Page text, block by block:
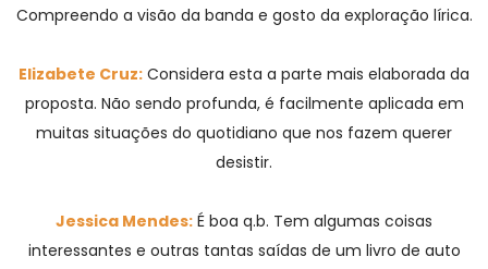
Compreendo a visão da banda e gosto da exploração lírica.
Elizabete Cruz: Considera esta a parte mais elaborada da
proposta. Não sendo profunda, é facilmente aplicada em
muitas situações do quotidiano que nos fazem querer
desistir.
Jessica Mendes: É boa q.b. Tem algumas coisas
interessantes e outras tantas saídas de um livro de auto